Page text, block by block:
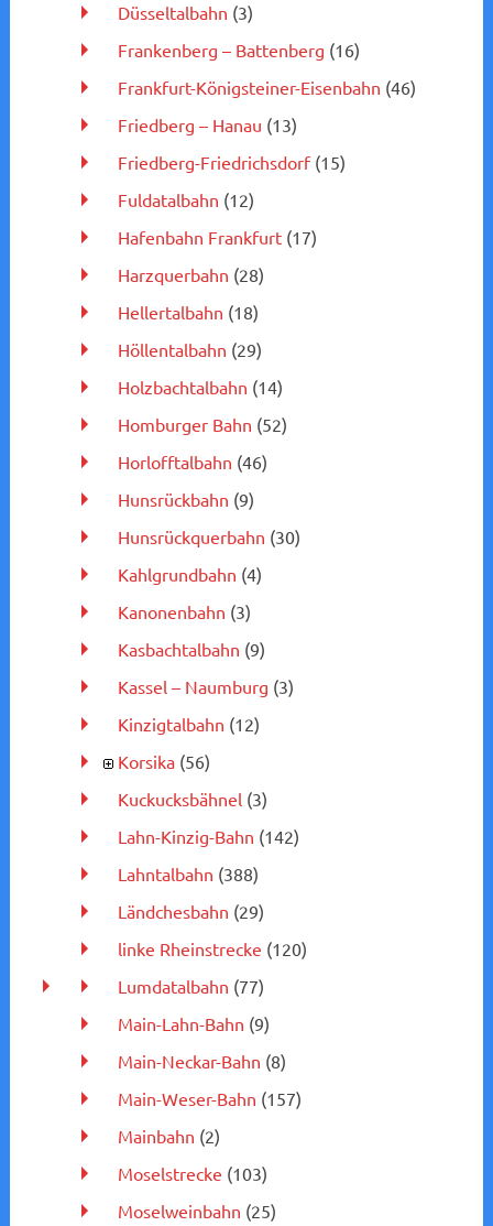
Düsseltalbahn (3)
Frankenberg – Battenberg (16)
Frankfurt-Königsteiner-Eisenbahn (46)
Friedberg – Hanau (13)
Friedberg-Friedrichsdorf(15)
Fuldatalbahn (12)
Hafenbahn Frankfurt(17)
Harzquerbahn (28)
Hellertalbahn (18)
Höllentalbahn (29)
Holzbachtalbahn (14)
Homburger Bahn (52)
Horlofftalbahn (46)
Hunsrückbahn (9)
Hunsrückquerbahn (30)
Kahlgrundbahn (4)
Kanonenbahn (3)
Kasbachtalbahn (9)
Kassel – Naumburg (3)
Kinzigtalbahn (12)
Korsika(56)
Kuckucksbähnel (3)
Lahn-Kinzig-Bahn (142)
Lahntalbahn (388)
Ländchesbahn (29)
linke Rheinstrecke (120)
Lumdatalbahn (77)
Main-Lahn-Bahn (9)
Main-Neckar-Bahn (8)
Main-Weser-Bahn (157)
Mainbahn (2)
Moselstrecke (103)
Moselweinbahn (25)